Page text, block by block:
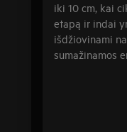
iki 10 cm, kai
etapą ir indai
išdžiovinami
sumažinamos